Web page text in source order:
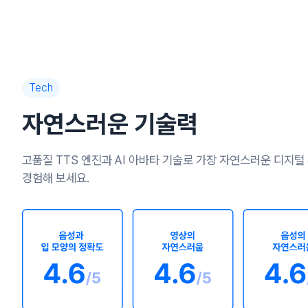
Tech
자연스러운 기술력
고품질 TTS 엔진과 AI 아바타 기술로 가장 자연스러운 디지털
경험해 보세요.